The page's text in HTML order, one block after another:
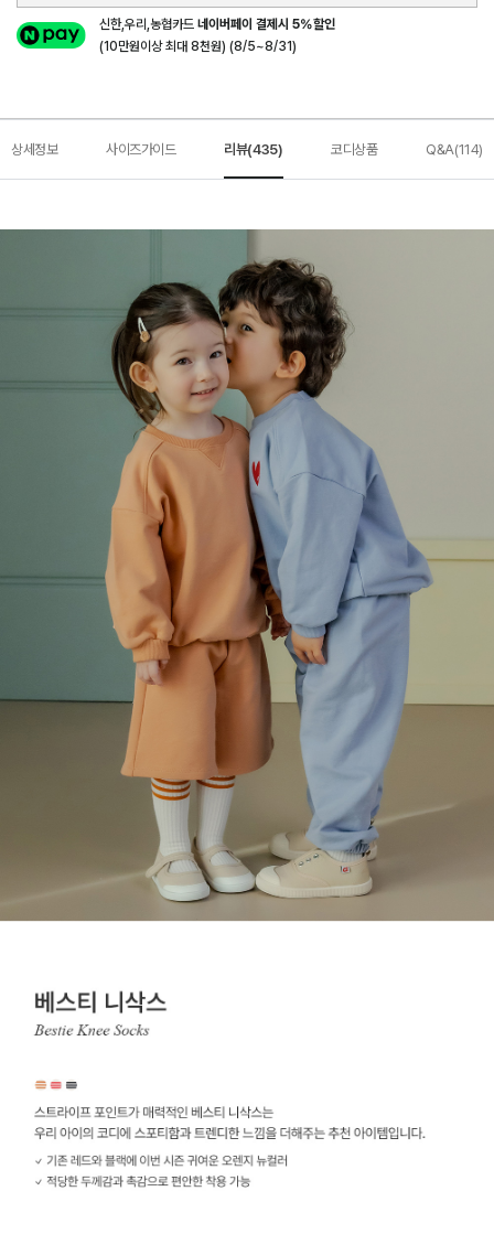
신한,우리,농협카드네이버페이 결제시 5%할인
(10만원이상 최대 8천원) (8/5~8/31)
상세정보 사이즈가이드 리뷰(435) 코디상품 Q&A(114)